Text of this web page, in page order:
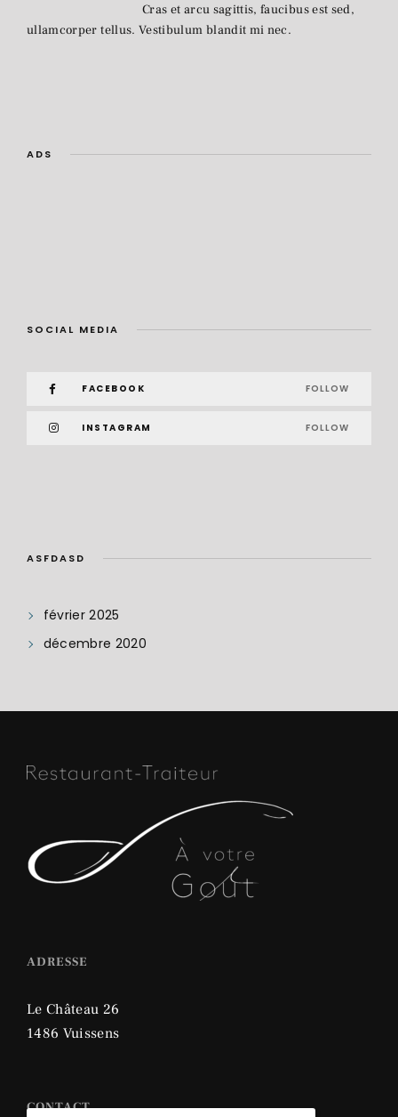
Cras et arcu sagittis, faucibus est sed,
ullamcorper tellus. Vestibulum blandit mi nec.
ADS
SOCIAL MEDIA
FACEBOOK FOLLOW
INSTAGRAM FOLLOW
ASFDASD
février 2025
décembre 2020
ADRESSE
Le Château 26
1486 Vuissens
CONTACT